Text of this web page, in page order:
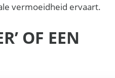
vermoeidheid ervaart.
OF EEN